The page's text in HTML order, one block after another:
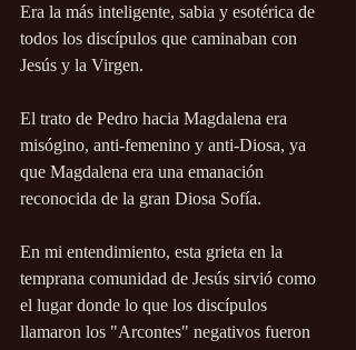
Era la más inteligente, sabia y esotérica de
todos los discípulos que caminaban con
Jesús y la Virgen.
El trato de Pedro hacia Magdalena era
misógino, anti-femenino y anti-Diosa, ya
que Magdalena era una emanación
reconocida de la gran Diosa Sofía.
En mi entendimiento, esta grieta en la
temprana comunidad de Jesús sirvió como
el lugar donde lo que los discípulos
llamaron los "Arcontes" negativos fueron